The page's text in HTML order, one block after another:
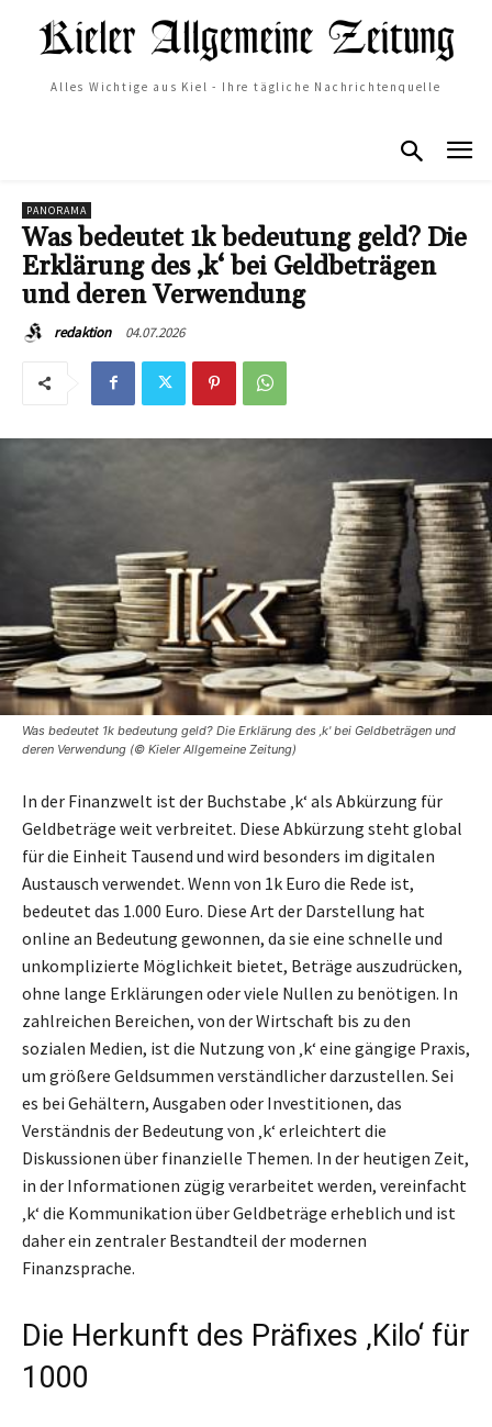
Alles Wichtige aus Kiel - Ihre tägliche Nachrichtenquelle
PANORAMA
Was bedeutet 1k bedeutung geld? Die
Erklärung des ‚k‘ bei Geldbeträgen
und deren Verwendung
redaktion 04.07.2026
Was bedeutet 1k bedeutung geld? Die Erklärung des ‚k' bei Geldbeträgen und
deren Verwendung (© Kieler Allgemeine Zeitung)
In der Finanzwelt ist der Buchstabe ‚k‘ als Abkürzung für
Geldbeträge weit verbreitet. Diese Abkürzung steht global
für die Einheit Tausend und wird besonders im digitalen
Austausch verwendet. Wenn von 1k Euro die Rede ist,
bedeutet das 1.000 Euro. Diese Art der Darstellung hat
online an Bedeutung gewonnen, da sie eine schnelle und
unkomplizierte Möglichkeit bietet, Beträge auszudrücken,
ohne lange Erklärungen oder viele Nullen zu benötigen. In
zahlreichen Bereichen, von der Wirtschaft bis zu den
sozialen Medien, ist die Nutzung von ‚k‘ eine gängige Praxis,
um größere Geldsummen verständlicher darzustellen. Sei
es bei Gehältern, Ausgaben oder Investitionen, das
Verständnis der Bedeutung von ‚k‘ erleichtert die
Diskussionen über finanzielle Themen. In der heutigen Zeit,
in der Informationen zügig verarbeitet werden, vereinfacht
‚k‘ die Kommunikation über Geldbeträge erheblich und ist
daher ein zentraler Bestandteil der modernen
Finanzsprache.
Die Herkunft des Präfixes ‚Kilo‘ für
1000